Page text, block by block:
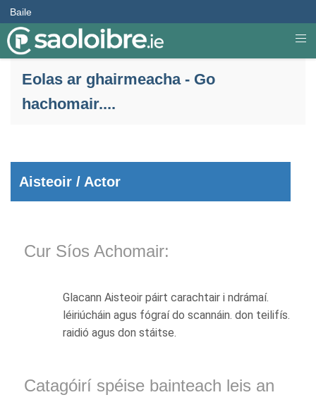
Baile
Eolas ar ghairmeacha - Go
hachomair....
Aisteoir / Actor
Cur Síos Achomair:
Glacann Aisteoir páirt carachtair i ndrámaí.
léiriúcháin agus fógraí do scannáin. don teilifís.
raidió agus don stáitse.
Catagóirí spéise bainteach leis an